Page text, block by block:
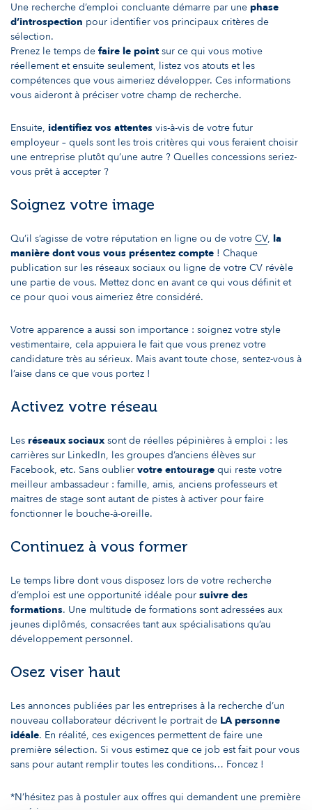
Une recherche d’emploi concluante démarre par une phase
d’introspection pour identifier vos principaux critères de
sélection.
Prenez le temps de faire le point sur ce qui vous motive
réellement et ensuite seulement, listez vos atouts et les
compétences que vous aimeriez développer. Ces informations
vous aideront à préciser votre champ de recherche.
Ensuite, identifiez vos attentes vis-à-vis de votre futur
employeur – quels sont les trois critères qui vous feraient choisir
une entreprise plutôt qu’une autre ? Quelles concessions seriez-
vous prêt à accepter ?
Soignez votre image
Qu’il s’agisse de votre réputation en ligne ou de votre CV, la
manière dont vous vous présentez compte ! Chaque
publication sur les réseaux sociaux ou ligne de votre CV révèle
une partie de vous. Mettez donc en avant ce qui vous définit et
ce pour quoi vous aimeriez être considéré.
Votre apparence a aussi son importance : soignez votre style
vestimentaire, cela appuiera le fait que vous prenez votre
candidature très au sérieux. Mais avant toute chose, sentez-vous à
l’aise dans ce que vous portez !
Activez votre réseau
Les réseaux sociaux sont de réelles pépinières à emploi : les
carrières sur LinkedIn, les groupes d’anciens élèves sur
Facebook, etc. Sans oublier votre entourage qui reste votre
meilleur ambassadeur : famille, amis, anciens professeurs et
maitres de stage sont autant de pistes à activer pour faire
fonctionner le bouche-à-oreille.
Continuez à vous former
Le temps libre dont vous disposez lors de votre recherche
d’emploi est une opportunité idéale pour suivre des
formations. Une multitude de formations sont adressées aux
jeunes diplômés, consacrées tant aux spécialisations qu’au
développement personnel.
Osez viser haut
Les annonces publiées par les entreprises à la recherche d’un
nouveau collaborateur décrivent le portrait de LA personne
idéale. En réalité, ces exigences permettent de faire une
première sélection. Si vous estimez que ce job est fait pour vous
sans pour autant remplir toutes les conditions… Foncez !
*N’hésitez pas à postuler aux offres qui demandent une première